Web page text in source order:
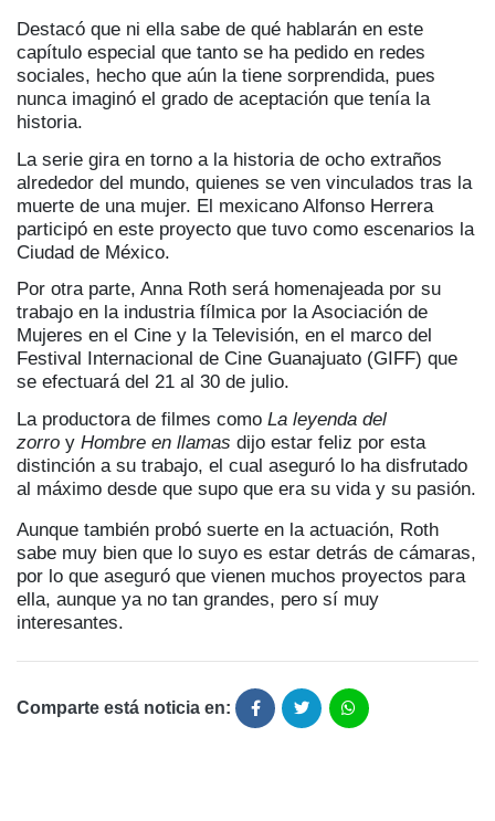
Destacó que ni ella sabe de qué hablarán en este
capítulo especial que tanto se ha pedido en redes
sociales, hecho que aún la tiene sorprendida, pues
nunca imaginó el grado de aceptación que tenía la
historia.
La serie gira en torno a la historia de ocho extraños
alrededor del mundo, quienes se ven vinculados tras la
muerte de una mujer. El mexicano Alfonso Herrera
participó en este proyecto que tuvo como escenarios la
Ciudad de México.
Por otra parte, Anna Roth será homenajeada por su
trabajo en la industria fílmica por la Asociación de
Mujeres en el Cine y la Televisión, en el marco del
Festival Internacional de Cine Guanajuato (GIFF) que
se efectuará del 21 al 30 de julio.
La productora de filmes como La leyenda del
zorro y Hombre en llamas dijo estar feliz por esta
distinción a su trabajo, el cual aseguró lo ha disfrutado
al máximo desde que supo que era su vida y su pasión.
Aunque también probó suerte en la actuación, Roth
sabe muy bien que lo suyo es estar detrás de cámaras,
por lo que aseguró que vienen muchos proyectos para
ella, aunque ya no tan grandes, pero sí muy
interesantes.
Comparte está noticia en: